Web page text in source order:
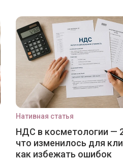
Нативная статья
НДС в косметологии —
что изменилось для
как избежать ошибок